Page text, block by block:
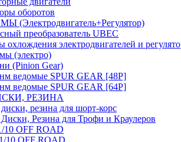
оборотов
(Электродвигатель+Регулятор)
преобразователь UBEC
охлождения электродвигателей и
(электро)
(Pinion Gear)
ведомые SPUR GEAR [48P]
ведомые SPUR GEAR [64P]
РЕЗИНА
резина для шорт-корс
Резина для Трофи и Краулеров
10 OFF ROAD
10 OFF ROAD